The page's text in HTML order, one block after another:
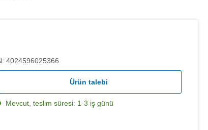
4024596025366
Ürün talebi
Mevcut, teslim süresi: 1-3 iş günü